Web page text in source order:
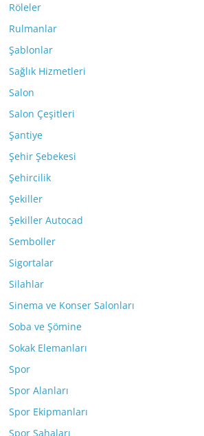
Röleler
Rulmanlar
Şablonlar
Sağlık Hizmetleri
Salon
Salon Çeşitleri
Şantiye
Şehir Şebekesi
Şehircilik
Şekiller
Şekiller Autocad
Semboller
Sigortalar
Silahlar
Sinema ve Konser Salonları
Soba ve Şömine
Sokak Elemanları
Spor
Spor Alanları
Spor Ekipmanları
Spor Sahaları